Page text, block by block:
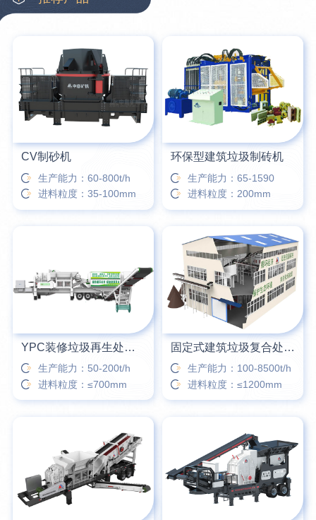
CV制砂机
生产能力：60-800t/h
进料粒度：35-100mm
环保型建筑垃圾制砖机
生产能力：65-1590
进料粒度：200mm
YPC装修垃圾再生处理设备
生产能力：50-200t/h
进料粒度：≤700mm
固定式建筑垃圾复合处理站
生产能力：100-8500t/h
进料粒度：≤1200mm